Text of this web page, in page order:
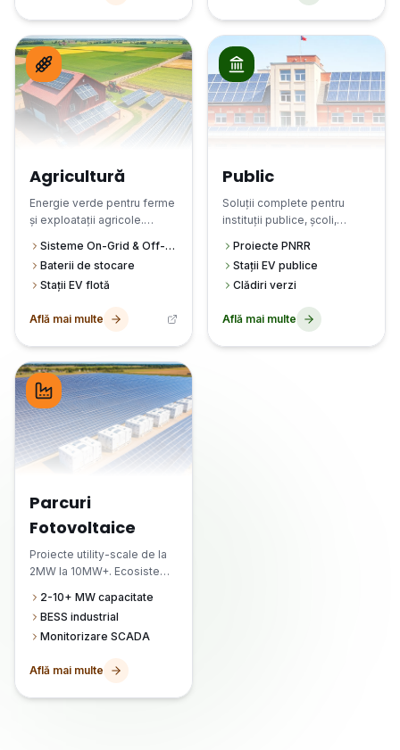
Agricultură
Energie verde pentru ferme
și exploatații agricole.
costuri operaționale reduse.
Sisteme On-Grid & Off-Grid
Baterii de stocare
Stații EV flotă
Află mai multe
Public
Soluții complete pentru
instituții publice, școli,
și sustenabilitate.
Proiecte PNRR
Stații EV publice
Clădiri verzi
Află mai multe
Parcuri
Fotovoltaice
Proiecte utility-scale de la
2MW la 10MW+. Ecosistem
complet cu stocare BESS.
2-10+ MW capacitate
BESS industrial
Monitorizare SCADA
Află mai multe